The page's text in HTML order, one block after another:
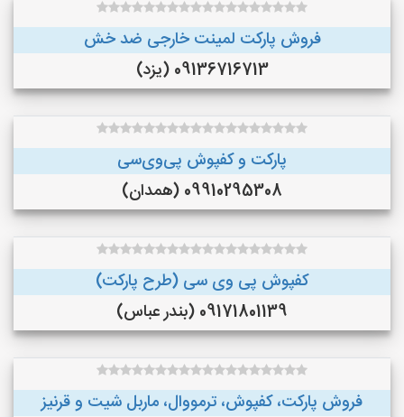
فروش پارکت لمینت خارجی ضد خش
09136716713 (یزد)
پارکت و کفپوش پی‌وی‌سی
09910295308 (همدان)
کفپوش پی وی سی (طرح پارکت)
09171801139 (بندر عباس)
فروش پارکت، کفپوش، ترمووال، ماربل شیت و قرنیز